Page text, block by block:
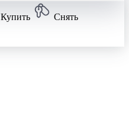
Купить Снять